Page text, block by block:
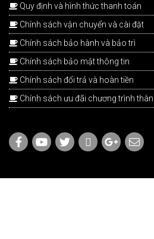
Quy định và hình thức thanh toán
Chính sách vận chuyển và cài đặt
Chính sách bảo hành và bảo trì
Chính sách bảo mật thông tin
Chính sách đổi trả và hoàn tiền
Chính sách ưu đãi chương trình